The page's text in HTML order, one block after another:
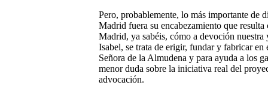
Pero, probablemente, lo más importante de
Madrid fuera su encabezamiento que
Madrid, ya sabéis, cómo a devoción
Isabel, se trata de erigir, fundar y fabricar
Señora de la Almudena y para ayuda a los
menor duda sobre la iniciativa real del
advocación.